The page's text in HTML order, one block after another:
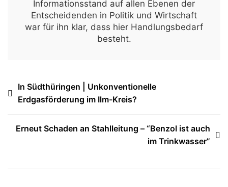
Informationsstand auf allen Ebenen der
Entscheidenden in Politik und Wirtschaft
war für ihn klar, dass hier Handlungsbedarf
besteht.
Beitragsnavigation
In Südthüringen | Unkonventionelle
Erdgasförderung im Ilm-Kreis?
Erneut Schaden an Stahlleitung – “Benzol ist auch
im Trinkwasser”